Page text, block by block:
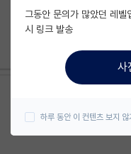
그동안 문의가 많았던 레
시 링크 발송
사
하루 동안 이 컨텐츠 보지 않